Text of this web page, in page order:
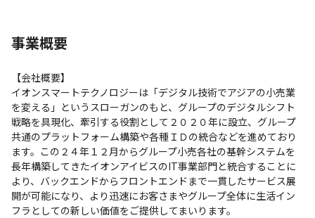
事業概要
【会社概要】
イオンスマートテクノロジーは「デジタル技術でアジアの小売業
を変える」というスローガンのもと、グループのデジタルシフト
戦略を具現化、牽引する役割として２０２０年に設立、グループ
共通のプラットフォーム構築や各種ＩＤの統合などを進めており
ます。この２４年１２月からグループ小売各社の基幹システムを
長年構築してきたイオンアイビスのIT事業部門と統合することに
より、バックエンドからフロントエンドまで一貫したサービス展
開が可能になり、より迅速にお客さまやグループ全体に生活イン
フラとしての新しい価値をご提供してまいります。